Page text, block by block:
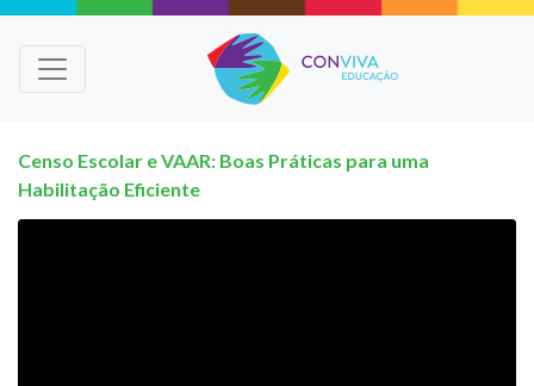
Censo Escolar e VAAR: Boas Práticas para uma
Habilitação Eficiente